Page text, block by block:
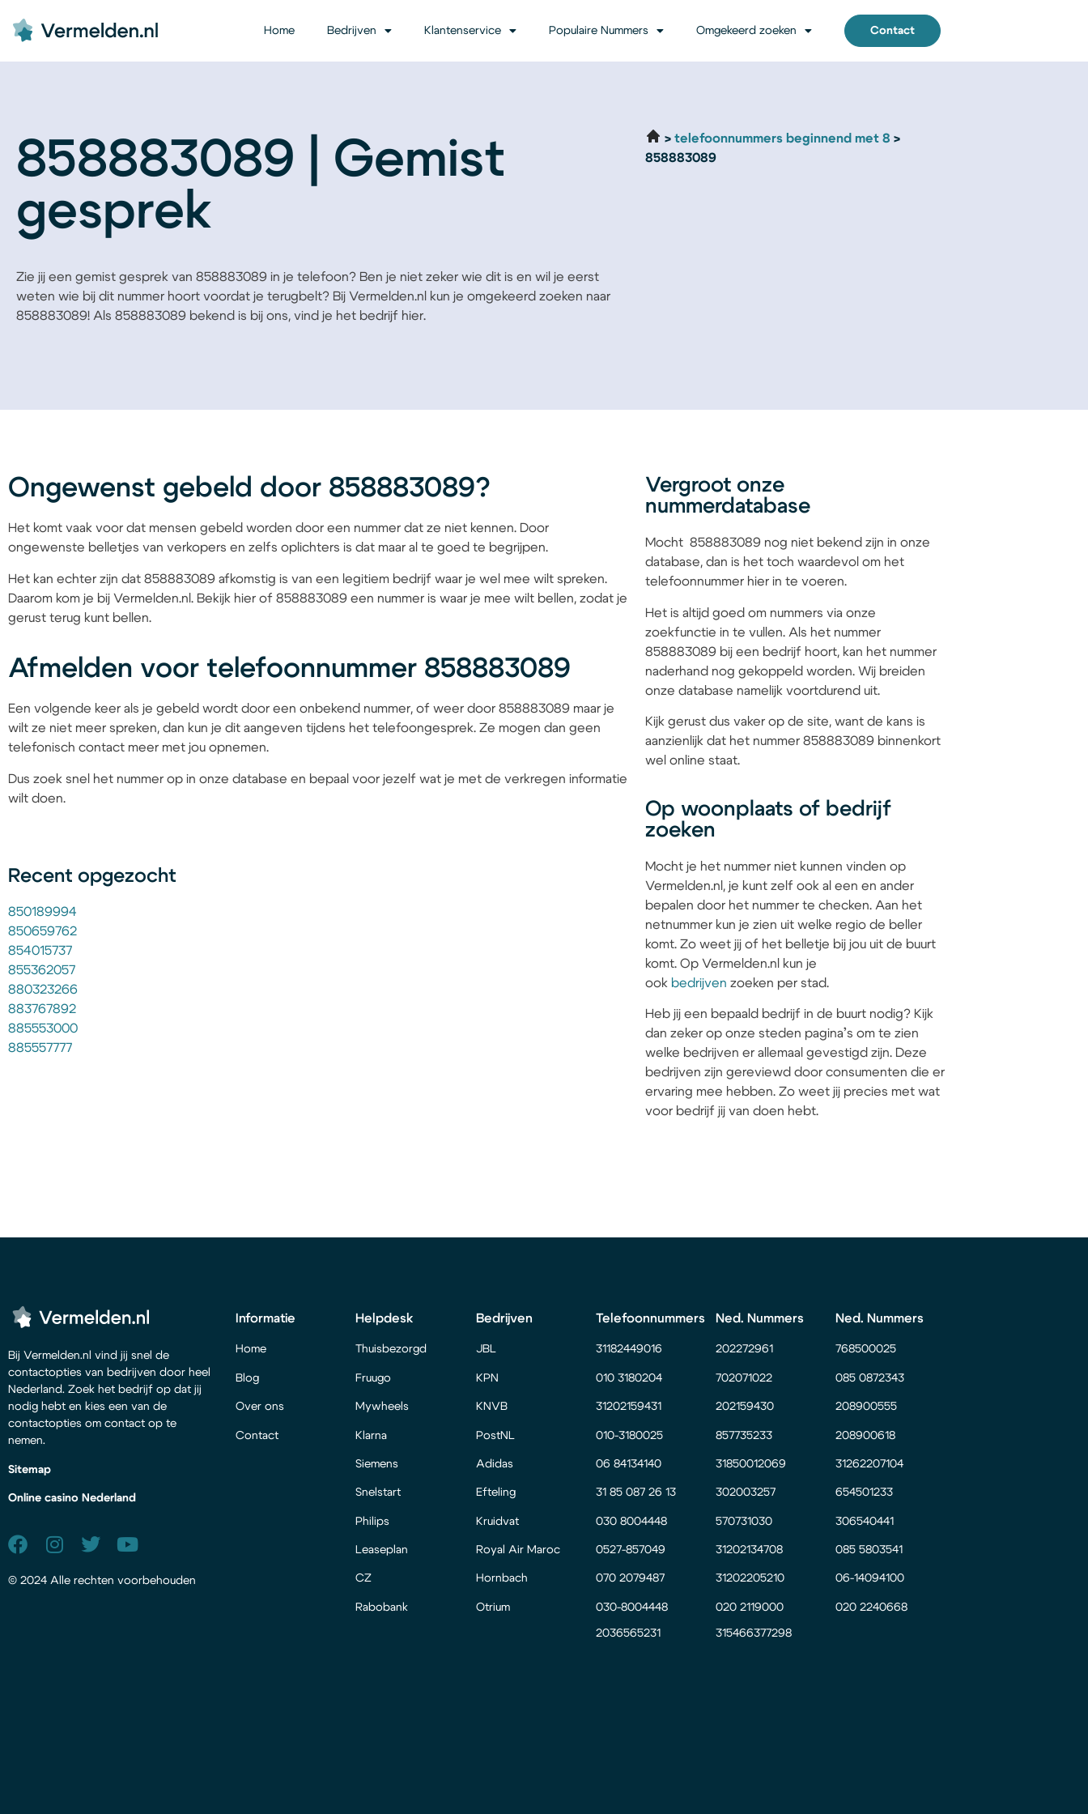
Home Bedrijven Klantenservice Populaire Nummers Omgekeerd zoeken Contact
858883089 | Gemist
gesprek
Zie jij een gemist gesprek van 858883089 in je telefoon? Ben je niet zeker wie dit is en wil je eerst
weten wie bij dit nummer hoort voordat je terugbelt? Bij Vermelden.nl kun je omgekeerd zoeken naar
858883089! Als 858883089 bekend is bij ons, vind je het bedrijf hier.
telefoonnummers beginnend met 8
858883089
Ongewenst gebeld door 858883089?
Het komt vaak voor dat mensen gebeld worden door een nummer dat ze niet kennen. Door
ongewenste belletjes van verkopers en zelfs oplichters is dat maar al te goed te begrijpen.
Het kan echter zijn dat 858883089 afkomstig is van een legitiem bedrijf waar je wel mee wilt spreken.
Daarom kom je bij Vermelden.nl. Bekijk hier of 858883089 een nummer is waar je mee wilt bellen, zodat je
gerust terug kunt bellen.
Afmelden voor telefoonnummer 858883089
Een volgende keer als je gebeld wordt door een onbekend nummer, of weer door 858883089 maar je
wilt ze niet meer spreken, dan kun je dit aangeven tijdens het telefoongesprek. Ze mogen dan geen
telefonisch contact meer met jou opnemen.
Dus zoek snel het nummer op in onze database en bepaal voor jezelf wat je met de verkregen informatie
wilt doen.
Recent opgezocht
850189994
850659762
854015737
855362057
880323266
883767892
885553000
885557777
Vergroot onze
nummerdatabase
Mocht 858883089 nog niet bekend zijn in onze
database, dan is het toch waardevol om het
telefoonnummer hier in te voeren.
Het is altijd goed om nummers via onze
zoekfunctie in te vullen. Als het nummer
858883089 bij een bedrijf hoort, kan het nummer
naderhand nog gekoppeld worden. Wij breiden
onze database namelijk voortdurend uit.
Kijk gerust dus vaker op de site, want de kans is
aanzienlijk dat het nummer 858883089 binnenkort
wel online staat.
Op woonplaats of bedrijf
zoeken
Mocht je het nummer niet kunnen vinden op
Vermelden.nl, je kunt zelf ook al een en ander
bepalen door het nummer te checken. Aan het
netnummer kun je zien uit welke regio de beller
komt. Zo weet jij of het belletje bij jou uit de buurt
komt. Op Vermelden.nl kun je
ook bedrijven zoeken per stad.
Heb jij een bepaald bedrijf in de buurt nodig? Kijk
dan zeker op onze steden pagina’s om te zien
welke bedrijven er allemaal gevestigd zijn. Deze
bedrijven zijn gereviewd door consumenten die er
ervaring mee hebben. Zo weet jij precies met wat
voor bedrijf jij van doen hebt.
Bij Vermelden.nl vind jij snel de
contactopties van bedrijven door heel
Nederland. Zoek het bedrijf op dat jij
nodig hebt en kies een van de
contactopties om contact op te
nemen.
Sitemap
Online casino Nederland
© 2024 Alle rechten voorbehouden
Informatie
Home
Blog
Over ons
Contact
Helpdesk
Thuisbezorgd
Fruugo
Mywheels
Klarna
Siemens
Snelstart
Philips
Leaseplan
CZ
Rabobank
Bedrijven
JBL
KPN
KNVB
PostNL
Adidas
Efteling
Kruidvat
Royal Air Maroc
Hornbach
Otrium
Telefoonnummers
31182449016
010 3180204
31202159431
010-3180025
06 84134140
31 85 087 26 13
030 8004448
0527-857049
070 2079487
030-8004448
2036565231
Ned. Nummers
202272961
702071022
202159430
857735233
31850012069
302003257
570731030
31202134708
31202205210
020 2119000
315466377298
Ned. Nummers
768500025
085 0872343
208900555
208900618
31262207104
654501233
306540441
085 5803541
06-14094100
020 2240668